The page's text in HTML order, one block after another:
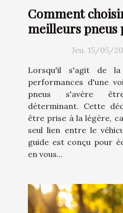
Comment
meilleurs pneus
Jeu. 15/05/
Lorsqu'il s'agit de
performances d'une
pneus s'avère
déterminant. Cette
être prise à la légère,
seul lien entre le
guide est conçu pour
en vous...